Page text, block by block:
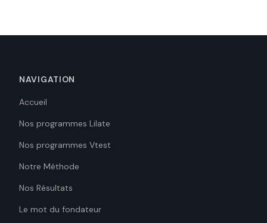
NAVIGATION
Accueil
Nos programmes Lilate
Nos programmes Vtest
Notre Méthode
Nos Résultats
Le mot du fondateur